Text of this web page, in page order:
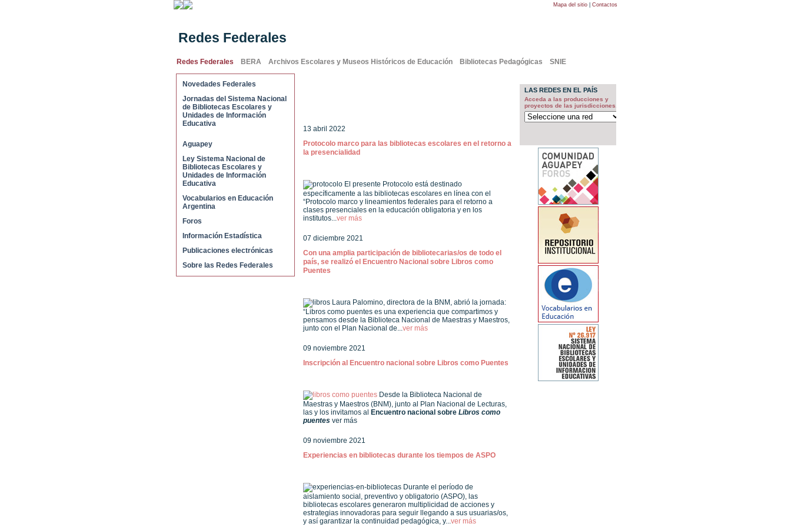
Mapa del sitio Contactos
Redes Federales
Redes Federales BERA Archivos Escolares y Museos Históricos de Educación Bibliotecas Pedagógicas SNIE
Novedades Federales
Jornadas del Sistema Nacional
de Bibliotecas Escolares y
Unidades de Información
Educativa
Aguapey
Ley Sistema Nacional de
Bibliotecas Escolares y
Unidades de Información
Educativa
Vocabularios en Educación
Argentina
Foros
Información Estadística
Publicaciones electrónicas
Sobre las Redes Federales
13 abril 2022
Protocolo marco para las bibliotecas escolares en el retorno a
la presencialidad
El presente Protocolo está destinado
específicamente a las bibliotecas escolares en línea con el
“Protocolo marco y lineamientos federales para el retorno a
clases presenciales en la educación obligatoria y en los
institutos...ver más
07 diciembre 2021
Con una amplia participación de bibliotecarias/os de todo el
país, se realizó el Encuentro Nacional sobre Libros como
Puentes
Laura Palomino, directora de la BNM, abrió la jornada:
“Libros como puentes es una experiencia que compartimos y
pensamos desde la Biblioteca Nacional de Maestras y Maestros,
junto con el Plan Nacional de...ver más
09 noviembre 2021
Inscripción al Encuentro nacional sobre Libros como Puentes
Desde la Biblioteca Nacional de
Maestras y Maestros (BNM), junto al Plan Nacional de Lecturas,
las y los invitamos al Encuentro nacional sobre Libros como
puentes ver más
09 noviembre 2021
Experiencias en bibliotecas durante los tiempos de ASPO
Durante el período de
aislamiento social, preventivo y obligatorio (ASPO), las
bibliotecas escolares generaron multiplicidad de acciones y
estrategias innovadoras para seguir llegando a sus usuarias/os,
y así garantizar la continuidad pedagógica, y...ver más
LAS REDES EN EL PAÍS
Acceda a las producciones y
proyectos de las jurisdicciones.